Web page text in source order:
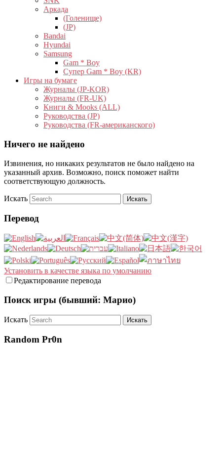
Аркада
(Голенище)
(JP)
Bandai
Hyundai
Samsung
Gam * Boy
Супер Gam * Boy (KR)
Игры на бумаге
Журналы (JP-KOR)
Журналы (FR-UK)
Книги & Mooks (ALL)
Руководства (JP)
Руководства (FR-американского)
Ничего не найдено
Извинения, но никаких результатов не было найдено на
указанный архив. Возможно, поиск поможет найти
соответствующую должность.
Искать
Перевод
Установить в качестве языка по умолчанию
Редактирование перевода
Поиск игры (бывший: Марио)
Искать
Random Pr0n